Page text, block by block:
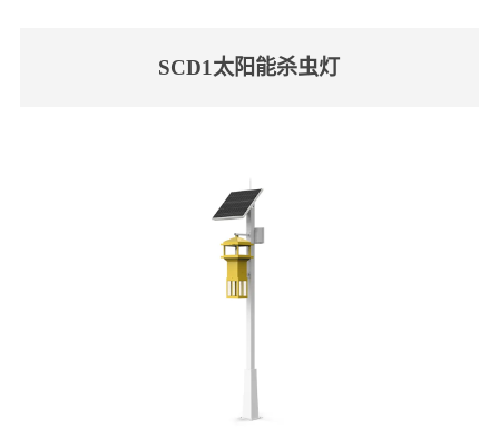
SCD1太阳能杀虫灯